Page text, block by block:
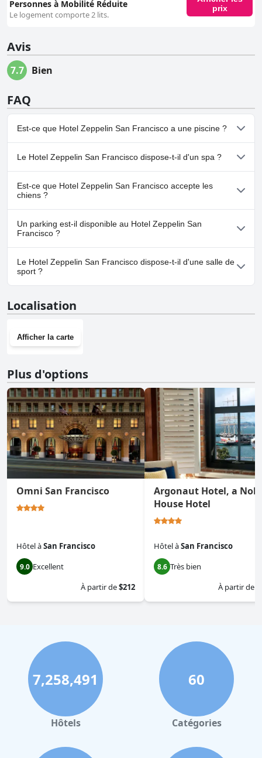
Personnes à Mobilité Réduite
Le logement comporte 2 lits.
prix
Avis
7.7 Bien
FAQ
Est-ce que Hotel Zeppelin San Francisco a une piscine ?
Non, Hotel Zeppelin San Francisco n'a pas de piscine.
Le Hotel Zeppelin San Francisco dispose-t-il d'un spa ?
Non, il n'y a pas de spa à Hotel Zeppelin San Francisco.
Est-ce que Hotel Zeppelin San Francisco accepte les
chiens ?
Non, Hotel Zeppelin San Francisco n'accepte pas les chiens.
Un parking est-il disponible au Hotel Zeppelin San
Francisco ?
Oui, un parking est disponible à Hotel Zeppelin San Francisco.
Le Hotel Zeppelin San Francisco dispose-t-il d'une salle de
sport ?
Localisation
Afficher la carte
Plus d'options
Omni San Francisco
HôtelàSan Francisco
9.0 Excellent
À partir de$212
Argonaut Hotel, a
House Hotel
HôtelàSan Francisco
8.6 Très bien
À partir de
7,258,491
Hôtels
60
Catégories